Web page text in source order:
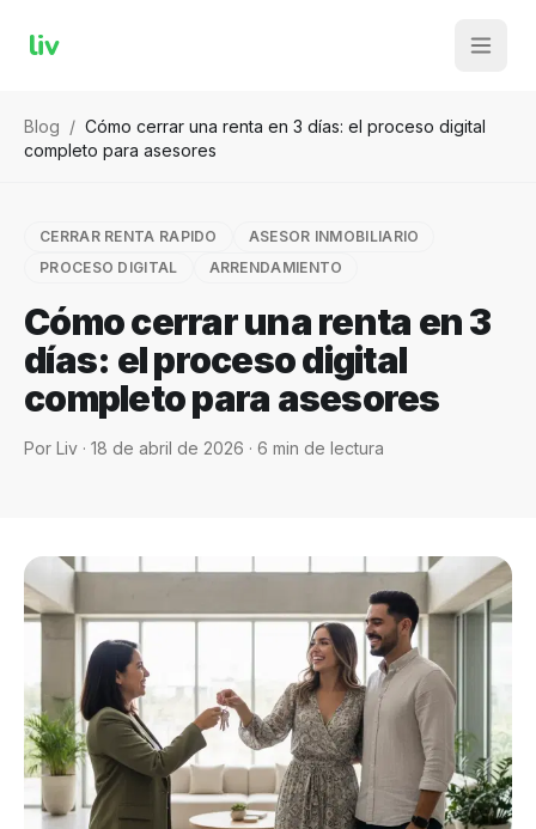
liv
Blog / Cómo cerrar una renta en 3 días: el proceso digital
completo para asesores
CERRAR RENTA RAPIDO
ASESOR INMOBILIARIO
PROCESO DIGITAL
ARRENDAMIENTO
Cómo cerrar una renta en 3
días: el proceso digital
completo para asesores
Por Liv · 18 de abril de 2026 · 6 min de lectura